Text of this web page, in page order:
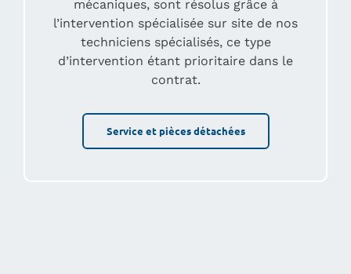
mécaniques, sont résolus grâce à
l’intervention spécialisée sur site de nos
techniciens spécialisés, ce type
d’intervention étant prioritaire dans le
contrat.
Service et pièces détachées